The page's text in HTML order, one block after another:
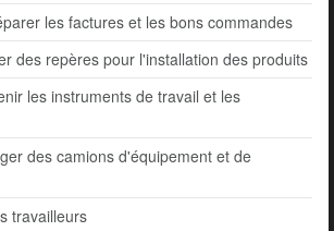
les factures et les bons commandes
des repères pour l'installation des produits
les instruments de travail et les
des camions d'équipement et de
travailleurs